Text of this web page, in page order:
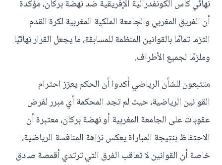
نهائي كأس الكونفدرالية الإفريقية ضد نهضة بركان، مؤكدة
أن الفريق المغربي والجامعة الملكية المغربية لكرة القدم
التزما تمامًا بالقوانين المنظمة للمسابقة، ما يجعل القرار نهائيًا
وملزمًا لجميع الأطراف.
متتبعون للشأن الرياضي أكدوا أن الحكم يعزز احترام
القوانين الرياضية، حيث لم تجد المحكمة أي مبرر لفرض
عقوبات على الجامعة المغربية أو نهضة بركان، معتبرة أن
الاحتفاظ بنتيجة المباراة يعكس نزاهة المنافسة الرياضية،
خاصة أن القوانين لا تعاقب الفرق التي ترتدي أقمصة صادق